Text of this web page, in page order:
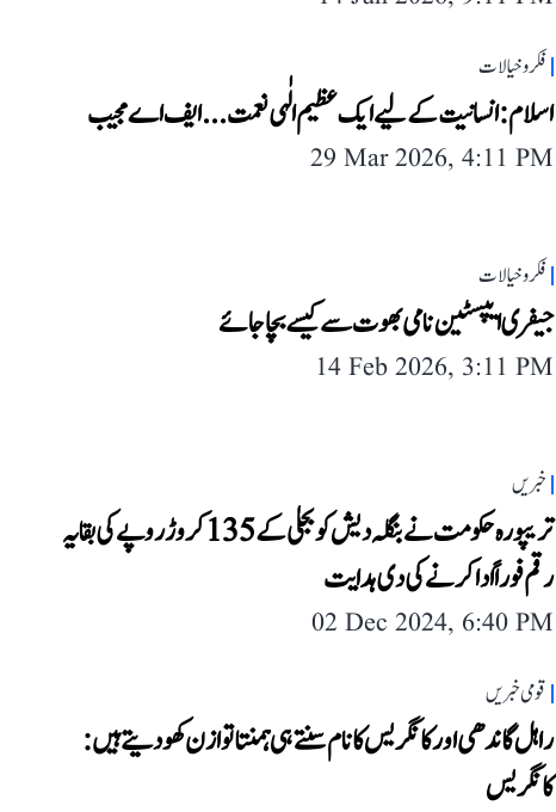
فکر و خیالات
اسلام: انسانیت کے لیے ایک عظیم الٰہی نعمت...ایف اے مجیب
29 Mar 2026, 4:11 PM
فکر و خیالات
جیفری ایپسٹین نامی بھوت سے کیسے بچا جائے
14 Feb 2026, 3:11 PM
خبریں
تریپورہ حکومت نے بنگلہ دیش کو بجلی کے 135 کروڑ روپے کی بقایہ
رقم فوراً ادا کرنے کی دی ہدایت
02 Dec 2024, 6:40 PM
قومی خبریں
راہل گاندھی اور کانگریس کا نام سنتے ہی ہمنتا توازن کھو دیتے ہیں:
کانگریس